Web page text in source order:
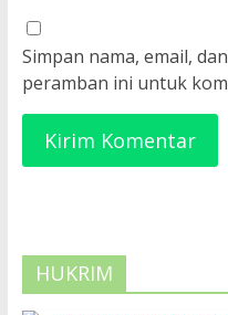
Simpan nama, email,
peramban ini untuk
HUKRIM